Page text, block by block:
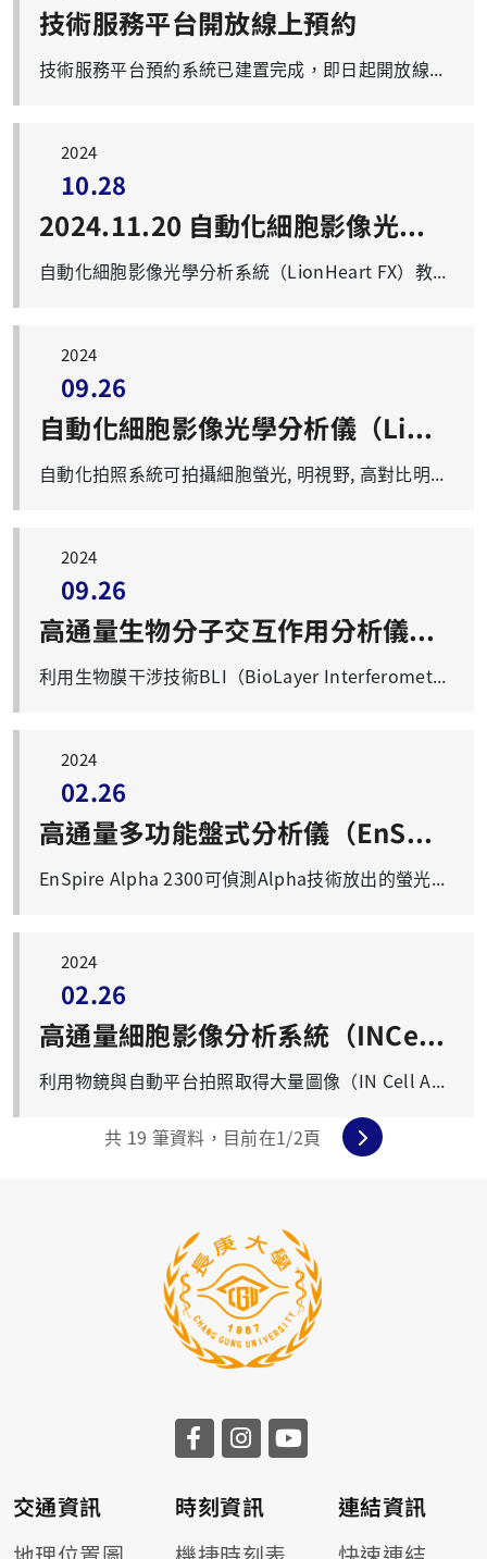
技術服務平台開放線上預約
技術服務平台預約系統已建置完成，即日起開放線上預約。 系統網址：https://insreservation.cgu.edu.tw/ 高通量分析室管理人員：謝翠芝小姐 高通量分析室聯絡電話：03-2118800#5191
2024
10.28
2024.11.20 自動化細胞影像光學分析系統（LionHeart FX）教育訓練
自動化細胞影像光學分析系統（LionHeart FX）教育訓練 自動化拍照系統可拍攝細胞及組織切片螢光、明視野、高對比明視野與彩色明視野等影像，進行縫圖、疊圖或去背景等圖像處理，最後分析獲得圖片與定性或定量資料。 名 稱：自動化細胞影像光學分析系統（LionHeart FX）教育訓練 時 間：2024年11月20日（三）上午10：10-11：30 地 點：第一醫學大樓 3樓 M306教室 講 者：江宇蕙 小姐 Field Application Scientist (Agilent Technologies Taiwan) 實機示範：第一醫學大樓 9樓 高通量分析室(R:0906) 示範時間：同日下午分2梯次進行, 每梯次1小時 報名網址：https://forms.office.com/r/ERNwyi6u5s（2024年11月15日截止） 連絡Email：iris@mail.cgu.edu.tw 歡迎踴躍報名參加！
2024
09.26
自動化細胞影像光學分析儀（LionHeart FX）
自動化拍照系統可拍攝細胞螢光, 明視野, 高對比明視野與彩色明視野等影像, 進行縫圖, 疊圖, 去背景或線條銳利化等圖像處理, 最後分析獲得定性或定量資料。規格如下： 1. 光源：High power LED。 2. 聚焦方式：影像自動對焦。 3. 相機解析：16bit灰階Sony CMOS。 4. 物鏡：2.5X/0.12，4X/0.13，10X/0.3，20X/0.45，40X/0.6。 5. 濾鏡：DAPI 377/50X_447/60M，GFP 469/35X_525/39M，Texas Red 586/15X_647/57M，CY5 628/40X_685/40M。 6. 溫度控制：室溫至400C，environment control。 7. 自動位移平臺：可觀測6-384孔盤、載玻片、chamber slide、3.5 cm dish、6 cm dish。 8. 利用Gen5軟體進行影像處理與分析報告。 使用原則： 1.服務時段為週一至週五8:30-17:00。 2.請上技術服務平台預約系統預約使用。 3.參加貴儀中心之相關教育訓練，並通過操作考核，方可預約自行使用。 4.儀器使用費如表： 費 用 項 目 單價（長庚體系） 單價（國產聯盟會員） 單價（非長庚體系） LionHeart FX 自行上機 50元/小時 委託上機 750元/小時 委託上機 1000元/小時 委託上機 200元/小時 5.使用結束後，請確實填寫使用紀錄表。 6.詳細使用規則，參照[LionHeartFX使用作業要點]。請愛惜使用。
2024
09.26
高通量生物分子交互作用分析儀（Octet RED96）
利用生物膜干涉技術BLI（BioLayer Interferometry）觀察生物分子間的交互作用，進行生物分子的定量與生物分子間動力學、親和力的分析（ka，kd，KD）。檢測結束後，樣品可以回收利用。 可應用於：新藥開發(Drug Discovery), 抗體篩選(Antibody Screening), 配體垂釣(Ligand Fishing), 結合特異性(Binding Specificity), 蛋白質定量(Protein Quantization), 分子鑑別(Molecular Recognition), 酶反應(Enzyme Reaction), 細胞信號傳遞(Cell Signal Transduction), 蛋白質體學(Proteomics), 疫苗開發(Vaccine Development)。 使用原則： 1.開放長庚體系內同仁於上班時間(週一至週五8:30-17:00）預約使用。 2.請上技術服務平台預約系統預約使用。 3使用結束後，請確實填寫使用紀錄表。 4.詳細使用規則，請參照[Octet RED96 使用作業要點]。
2024
02.26
高通量多功能盤式分析儀（EnSpire Alpha 2300）
EnSpire Alpha 2300可偵測Alpha技術放出的螢光訊號，依研究需求彈性設計實驗。此技術的最新進展及應用實例有：分子間交互作用、靶點藥物篩選、細胞免疫治療研究及酵素活性分析等。亦可應用於細胞增生與毒殺偵測、報導基因偵測等分析實驗。 可測定類別為ALPHA 、冷光及可見光（260nm, 280nm, 405nm, 450nm, 540nm, 595nm）。 使用原則如下： 1.開放長庚體系內同仁於上班時間(週一至週五8:30-17:00）使用。 2.請上技術服務平台預約系統預約使用。 3.使用結束後，請確實填寫使用紀錄表。 4.詳細使用規則，請參照[高通量多功能盤式分析儀 EnSpire 2300使用作業要點]
2024
02.26
高通量細胞影像分析系統（INCell Analyzer 1000）
利用物鏡與自動平台拍照取得大量圖像（IN Cell Analyzer 1000）， 再經由圖像中螢光訊號的圈選，進而測定出數量、螢光強度、面積、長度等 的數值分析結果（IN Cell Investigator）。 使用原則： 1.與技術人員洽談上機條件並填寫預約時間表與使用申請表。 2.請至電子化預約系統登記預約， 於上班時間(週一至週五8:30-17:00）預約使用。 3.收費原則: 費 用 項 目 單價（長庚體系） 單價（國產聯盟會員） 單價（非長庚體系） IN Cell Analyzer 1000 委託上機100元/小時 委託上機375元/小時 委託上機500元/小時 Investigator 委託上機100元/小時 委託上機375元/小時 委託上機500元/小時 4.詳細使用規則，請參照高通量細胞影像分析儀使用作業要點。
共 19 筆資料，目前在1/2頁
交通資訊
時刻資訊
連結資訊